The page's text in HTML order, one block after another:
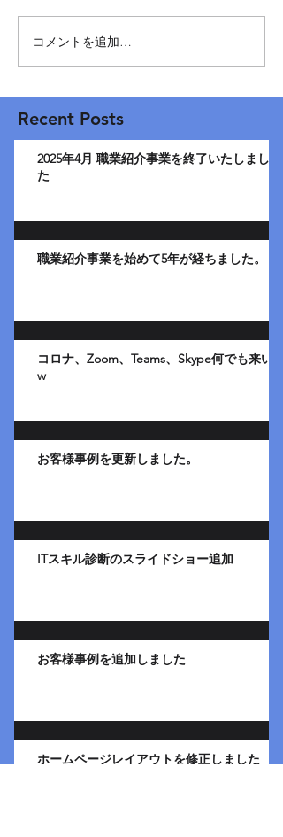
コメントを追加…
Recent Posts
2025年4月 職業紹介事業を終了いたしまし
た
職業紹介事業を始めて5年が経ちました。
コロナ、Zoom、Teams、Skype何でも来い
w
お客様事例を更新しました。
ITスキル診断のスライドショー追加
お客様事例を追加しました
ホームページレイアウトを修正しました